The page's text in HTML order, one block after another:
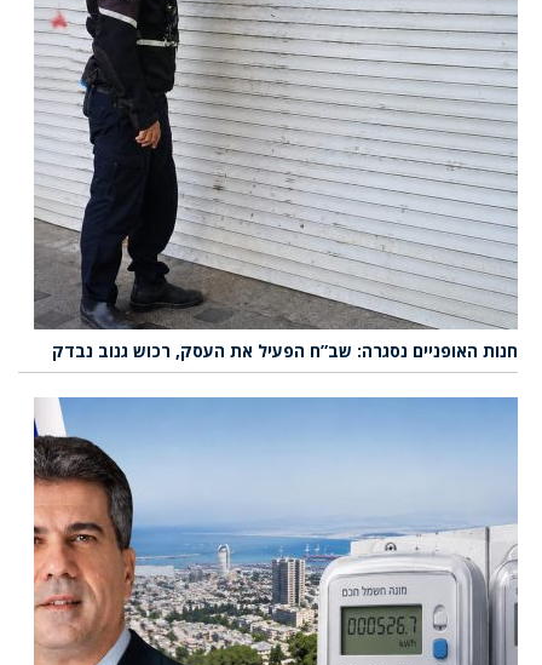
חנות האופניים נסגרה: שב”ח הפעיל את העסק, רכוש גנוב נבדק